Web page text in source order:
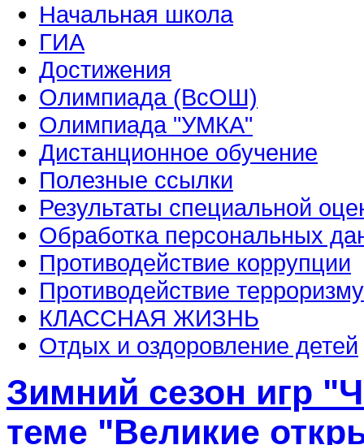
Начальная школа
ГИА
Достижения
Олимпиада (ВсОШ)
Олимпиада "УМКА"
Дистанционное обучение
Полезные ссылки
Результаты специальной
Обработка персональных
Противодействие коррупции
Противодействие терроризму
КЛАССНАЯ ЖИЗНЬ
Отдых и оздоровление детей
Зимний сезон игр
теме "Великие